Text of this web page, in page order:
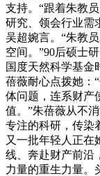
支持。“跟着朱教
研究、领会行业需
吴超婉言。“朱教
空间。”90后硕士
国度天然科学基金
蓓薇耐心点拨她：
体问题，连系财产
值。”朱蓓薇从不
专注的科研，传染
又一批年轻人正在
线、奔赴财产前沿
力量的重生力量。